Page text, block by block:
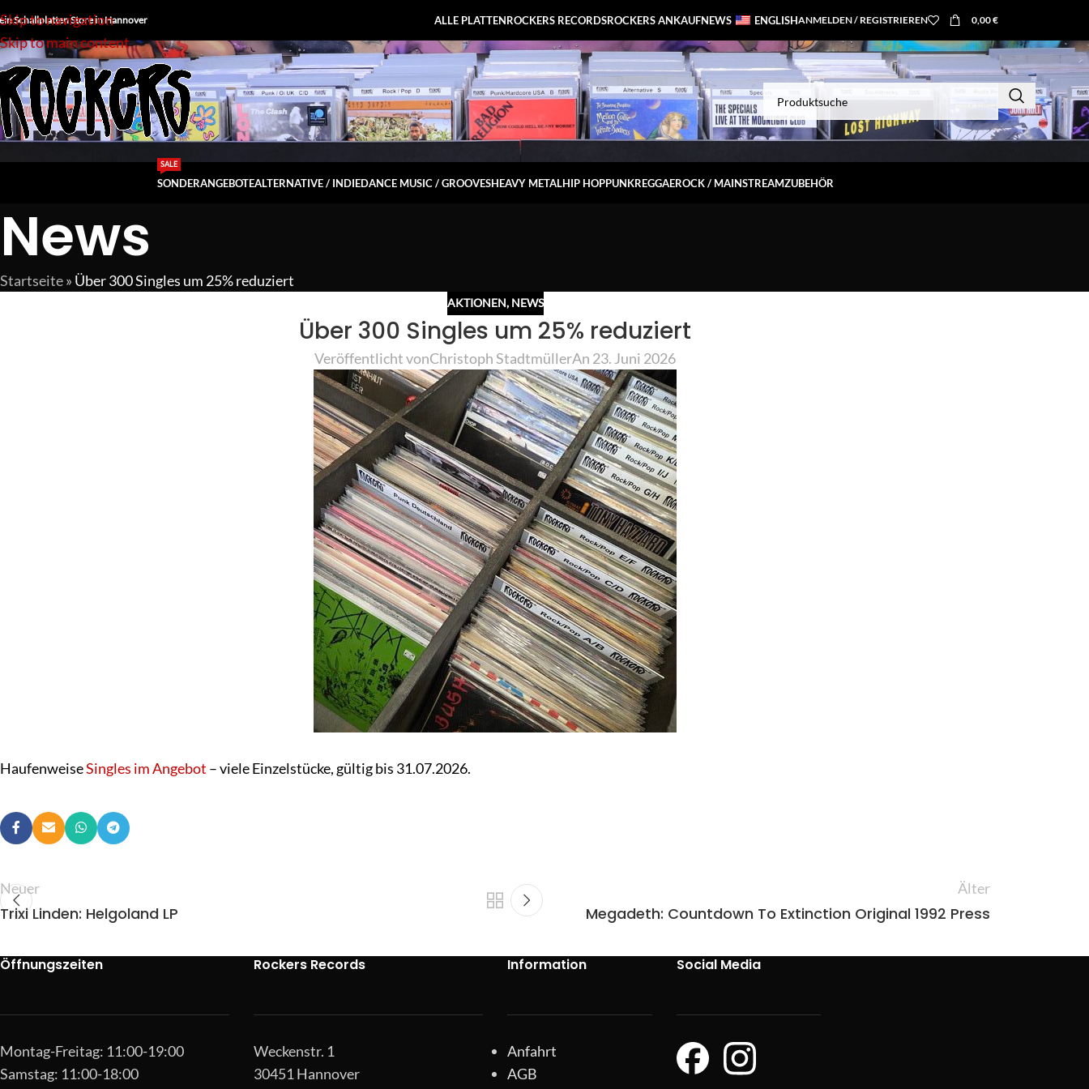
Skip to navigation
Skip to main content
Schallplatten Store in Hannover ALLE PLATTENROCKERS RECORDSROCKERS ANKAUFNEWS ENGLISHANMELDEN / REGISTRIEREN 0,00€
SONDERANGEBOTE
SALE
ALTERNATIVE / INDIEDANCE MUSIC / GROOVESHEAVY METALHIP HOPPUNKREGGAEROCK / MAINSTREAMZUBEHÖR
News
Startseite» Über 300 Singles um 25% reduziert
AKTIONEN, NEWS
Über 300 Singles um 25% reduziert
Veröffentlicht vonChristoph StadtmüllerAn 23. Juni 2026
HaufenweiseSingles im Angebot – viele Einzelstücke, gültig bis 31.07.2026.
Neuer
Trixi Linden: Helgoland LP
Älter
Megadeth: Countdown To Extinction Original 1992 Press
Öffnungszeiten
Montag-Freitag: 11:00-19:00
Samstag: 11:00-18:00
Rockers Records
Weckenstr. 1
30451 Hannover
Information
Anfahrt
AGB
Social Media